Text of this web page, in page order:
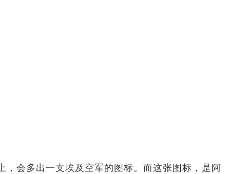
会多出一支埃及空军的图标。而这张图标，是阿